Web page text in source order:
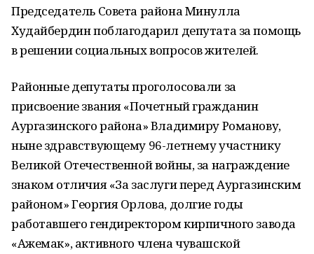
Председатель Совета района Минулла
Худайбердин поблагодарил депутата за помощь
в решении социальных вопросов жителей.
Районные депутаты проголосовали за
присвоение звания «Почетный гражданин
Аургазинского района» Владимиру Романову,
ныне здравствующему 96-летнему участнику
Великой Отечественной войны, за награждение
знаком отличия «За заслуги перед Аургазинским
районом» Георгия Орлова, долгие годы
работавшего гендиректором кирпичного завода
«Ажемак», активного члена чувашской